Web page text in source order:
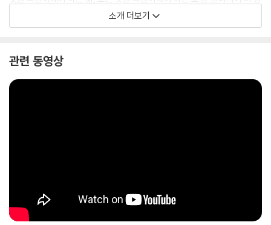
보이는 이야기고, 귀를 기울이지 않아야 더 잘 들리는 이야기다. 순서대로
읽지 말고 무작위로 읽어야 한다. 커트 보니것은 일생 동안 소설을 쓰면서
마구 뒤섞어서 옛날이야기처럼 들려준다. 우리는 그저 가만히 듣기만 하면
우리를 계속 강타하고 있다. 우리가 알지 못할 뿐, 우리는 계속 과거로 되돌
커트 보니것 탄생 100주년을 맞아 문학동네에서 출간된다. 이 소설을 발표
하고 보니것이 소설가로서 은퇴를 선언한 만큼 그의 세계관을 총망라한 작
소개 더보기
관련 동영상